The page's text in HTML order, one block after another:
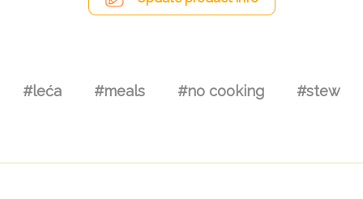
#leća #meals #no cooking #stew